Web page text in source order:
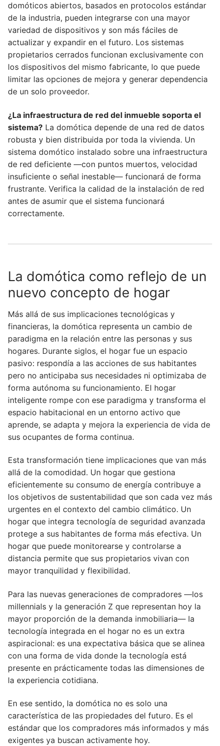
domóticos abiertos, basados en protocolos estándar
de la industria, pueden integrarse con una mayor
variedad de dispositivos y son más fáciles de
actualizar y expandir en el futuro. Los sistemas
propietarios cerrados funcionan exclusivamente con
los dispositivos del mismo fabricante, lo que puede
limitar las opciones de mejora y generar dependencia
de un solo proveedor.
¿La infraestructura de red del inmueble soporta el
sistema? La domótica depende de una red de datos
robusta y bien distribuida por toda la vivienda. Un
sistema domótico instalado sobre una infraestructura
de red deficiente —con puntos muertos, velocidad
insuficiente o señal inestable— funcionará de forma
frustrante. Verifica la calidad de la instalación de red
antes de asumir que el sistema funcionará
correctamente.
La domótica como reflejo de un
nuevo concepto de hogar
Más allá de sus implicaciones tecnológicas y
financieras, la domótica representa un cambio de
paradigma en la relación entre las personas y sus
hogares. Durante siglos, el hogar fue un espacio
pasivo: respondía a las acciones de sus habitantes
pero no anticipaba sus necesidades ni optimizaba de
forma autónoma su funcionamiento. El hogar
inteligente rompe con ese paradigma y transforma el
espacio habitacional en un entorno activo que
aprende, se adapta y mejora la experiencia de vida de
sus ocupantes de forma continua.
Esta transformación tiene implicaciones que van más
allá de la comodidad. Un hogar que gestiona
eficientemente su consumo de energía contribuye a
los objetivos de sustentabilidad que son cada vez más
urgentes en el contexto del cambio climático. Un
hogar que integra tecnología de seguridad avanzada
protege a sus habitantes de forma más efectiva. Un
hogar que puede monitorearse y controlarse a
distancia permite que sus propietarios vivan con
mayor tranquilidad y flexibilidad.
Para las nuevas generaciones de compradores —los
millennials y la generación Z que representan hoy la
mayor proporción de la demanda inmobiliaria— la
tecnología integrada en el hogar no es un extra
aspiracional: es una expectativa básica que se alinea
con una forma de vida donde la tecnología está
presente en prácticamente todas las dimensiones de
la experiencia cotidiana.
En ese sentido, la domótica no es solo una
característica de las propiedades del futuro. Es el
estándar que los compradores más informados y más
exigentes ya buscan activamente hoy.